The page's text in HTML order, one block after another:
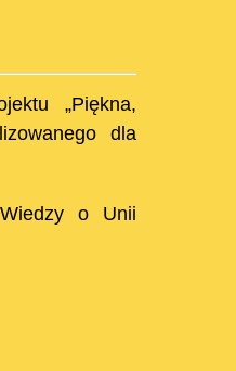
„Piękna,
dla
o Unii